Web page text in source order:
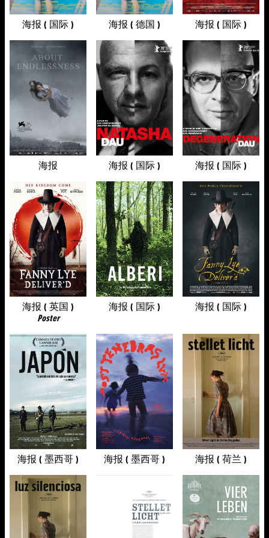
海报 ( 国际 ) 海报 ( 德国 ) 海报 ( 国际 )
海报 海报 ( 国际 ) 海报 ( 国际 )
海报 ( 英国 )
Poster
海报 ( 国际 ) 海报 ( 国际 )
海报 ( 墨西哥 ) 海报 ( 墨西哥 ) 海报 ( 荷兰 )